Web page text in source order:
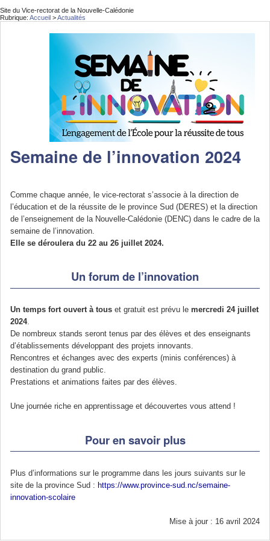
Site du Vice-rectorat de la Nouvelle-Calédonie
Rubrique: Accueil >Actualités
Semaine de l’innovation 2024
Comme chaque année, le vice-rectorat s’associe à la direction de
l’éducation et de la réussite de le province Sud (DERES) et la direction
de l’enseignement de la Nouvelle-Calédonie (DENC) dans le cadre de la
semaine de l’innovation.
Elle se déroulera du 22 au 26 juillet 2024.
Un forum de l’innovation
Un temps fort ouvert à tous et gratuit est prévu le mercredi 24 juillet
2024.
De nombreux stands seront tenus par des élèves et des enseignants
d’établissements développant des projets innovants.
Rencontres et échanges avec des experts (minis conférences) à
destination du grand public.
Prestations et animations faites par des élèves.
Une journée riche en apprentissage et découvertes vous attend !
Pour en savoir plus
Plus d’informations sur le programme dans les jours suivants sur le
site de la province Sud : https://www.province-sud.nc/semaine-
innovation-scolaire
Mise à jour : 16 avril 2024